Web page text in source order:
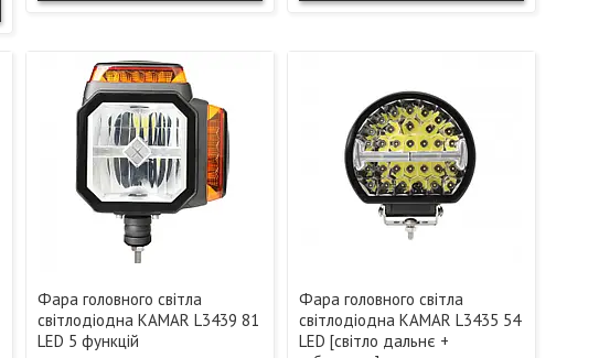
Фара головного світла
світлодіодна KAMAR L3439 81
LED 5 функцій
Фара головного світла
світлодіодна KAMAR L3435 54
LED [світло дальнє +